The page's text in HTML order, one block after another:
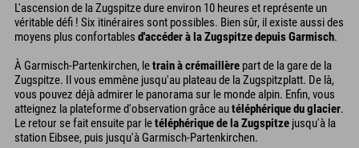
L'ascension de la Zugspitze dure environ 10 heures et représente un
véritable défi ! Six itinéraires sont possibles. Bien sûr, il existe aussi des
moyens plus confortables d'accéder à la Zugspitze depuis Garmisch.
À Garmisch-Partenkirchen, letrain à crémaillère part de la gare de la
Zugspitze. Il vous emmène jusqu'au plateau de la Zugspitzplatt. De là,
vous pouvez déjà admirer le panorama sur le monde alpin. Enfin, vous
atteignez la plateforme d'observation grâce autéléphérique du glacier.
Le retour se fait ensuite par letéléphérique de la Zugspitze jusqu'à la
station Eibsee, puis jusqu'à Garmisch-Partenkirchen.